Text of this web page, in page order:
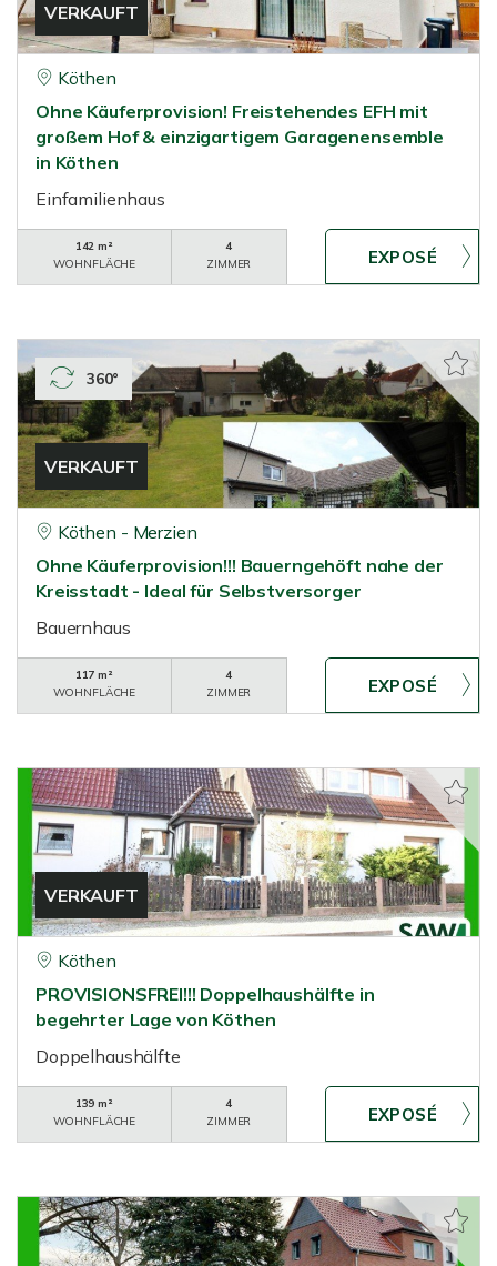
VERKAUFT
Köthen
Ohne Käuferprovision! Freistehendes EFH mit
großem Hof & einzigartigem Garagenensemble
in Köthen
Einfamilienhaus
142 m²
WOHNFLÄCHE
4
ZIMMER
VERKAUFT
360°
Köthen - Merzien
Ohne Käuferprovision!!! Bauerngehöft nahe der
Kreisstadt - Ideal für Selbstversorger
Bauernhaus
117 m²
WOHNFLÄCHE
4
ZIMMER
VERKAUFT
Köthen
PROVISIONSFREI!!! Doppelhaushälfte in
begehrter Lage von Köthen
Doppelhaushälfte
139 m²
WOHNFLÄCHE
4
ZIMMER